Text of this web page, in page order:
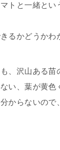
トと一緒とい
るかどうかわ
、沢山ある苗
い、葉が黄色
からないので